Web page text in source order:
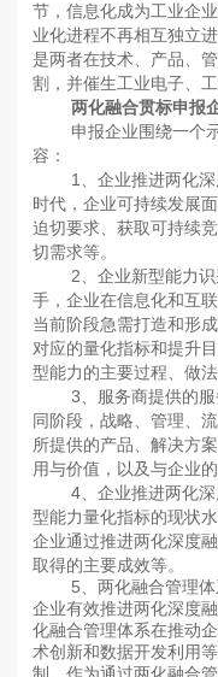
节，信息化成为工业企
业化进程不再相互独立
是两者在技术、产品、
割，并催生工业电子、
两化融合贯标申报
申报企业围绕一个示
容：
1、企业推进两化深
时代，企业可持续发展
迫切要求、获取可持续
切需求等。
2、企业新型能力识
手，企业在信息化和互
当前阶段急需打造和形
对应的量化指标和提升
型能力的主要过程、做法
3、服务商提供的服
同阶段，战略、管理、
所提供的产品、解决方
用与价值，以及与企业的
4、企业推进两化深
型能力量化指标的现状
企业通过推进两化深度
取得的主要成效等。
5、两化融合管理体
企业有效推进两化深度
化融合管理体系在推动
术创新和数据开发利用